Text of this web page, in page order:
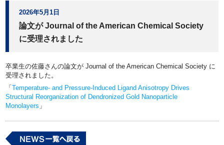
2026年5月1日
論文が Journal of the American Chemical Society
に受理されました
卒業生の佐藤さんの論文が Journal of the American Chemical Society に
受理されました。
「Temperature- and Pressure-Induced Ligand Anisotropy Drives
Structural Reorganization of Dendronized Gold Nanoparticle
Monolayers 」